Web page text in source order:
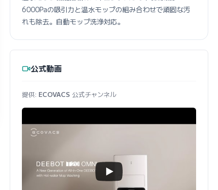
6000Paの吸引力と温水モップの組み合わせで頑固な汚
れも除去。自動モップ洗浄対応。
公式動画
提供: ECOVACS 公式チャンネル